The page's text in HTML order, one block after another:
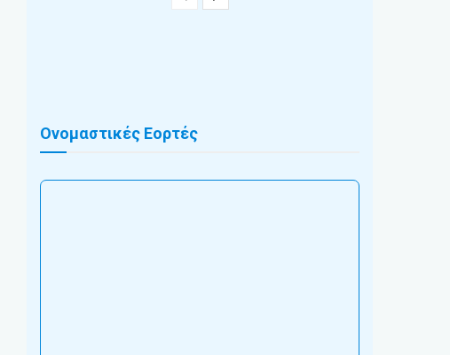
Ονομαστικές Εορτές